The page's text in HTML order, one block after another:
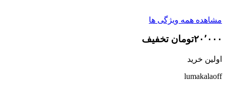
مشاهده همه ویژگی ها
۲۰٬۰۰۰تومان تخفیف
اولین خرید
lumakalaoff